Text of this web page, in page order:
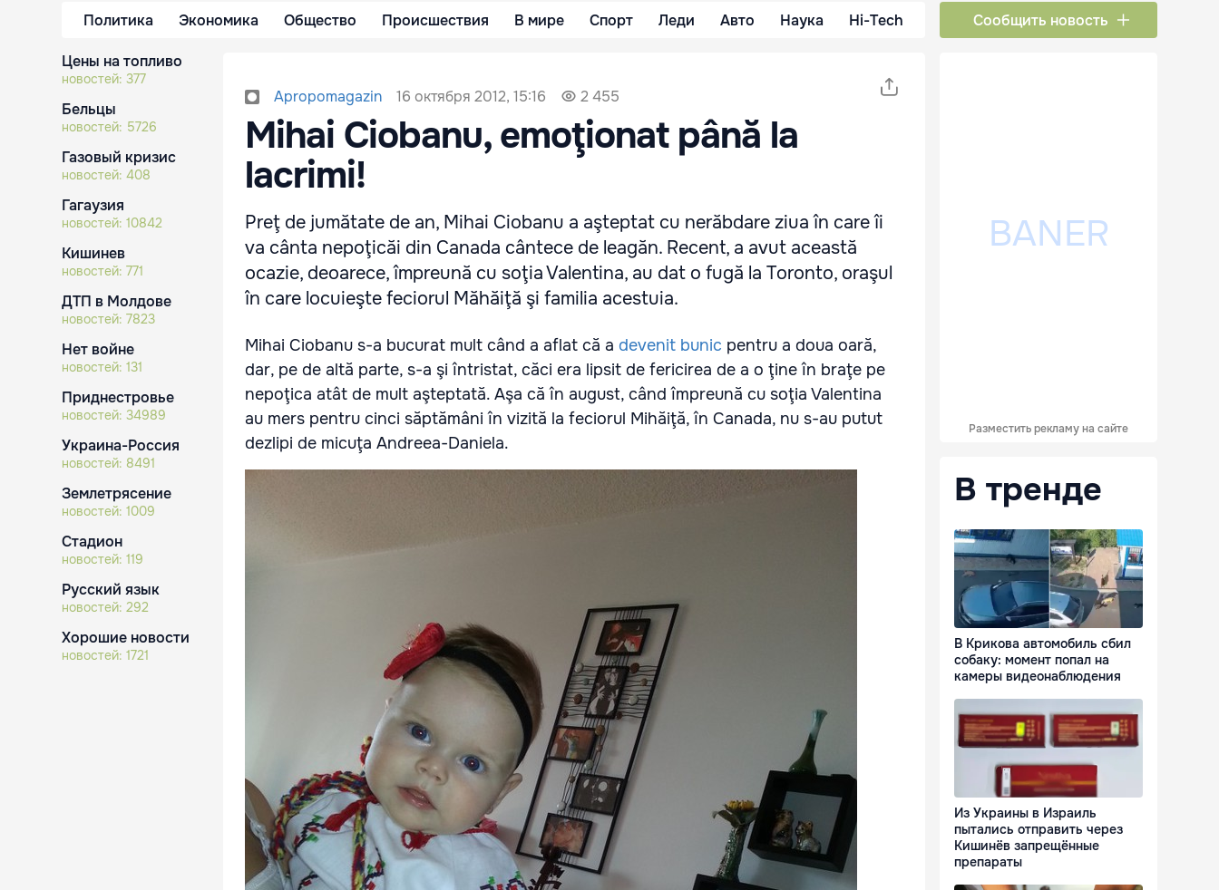
Политика Экономика Общество Происшествия В мире Спорт Леди Авто Наука Hi-Tech Сообщить новость
Цены на топливо
новостей: 377
Бельцы
новостей: 5726
Газовый кризис
новостей: 408
Гагаузия
новостей: 10842
Кишинев
новостей: 771
ДТП в Молдове
новостей: 7823
Нет войне
новостей: 131
Приднестровье
новостей: 34989
Украина-Россия
новостей: 8491
Землетрясение
новостей: 1009
Стадион
новостей: 119
Русский язык
новостей: 292
Хорошие новости
новостей: 1721
Apropomagazin 16 октября 2012, 15:16 2 455
Mihai Ciobanu, emoţionat până la
lacrimi!
Preţ de jumătate de an, Mihai Ciobanu a aşteptat cu nerăbdare ziua în care îi
va cânta nepoţicăi din Canada cântece de leagăn. Recent, a avut această
ocazie, deoarece, împreună cu soţia Valentina, au dat o fugă la Toronto, oraşul
în care locuieşte feciorul Măhăiţă şi familia acestuia.
Mihai Ciobanu s-a bucurat mult când a aflat că a devenit bunic pentru a doua oară,
dar, pe de altă parte, s-a şi întristat, căci era lipsit de fericirea de a o ţine în braţe pe
nepoţica atât de mult aşteptată. Aşa că în august, când împreună cu soţia Valentina
au mers pentru cinci săptămâni în vizită la feciorul Mihăiţă, în Canada, nu s-au putut
dezlipi de micuţa Andreea-Daniela.
Разместить рекламу на сайте
В тренде
В Крикова автомобиль сбил
собаку: момент попал на
камеры видеонаблюдения
Из Украины в Израиль
пытались отправить через
Кишинёв запрещённые
препараты